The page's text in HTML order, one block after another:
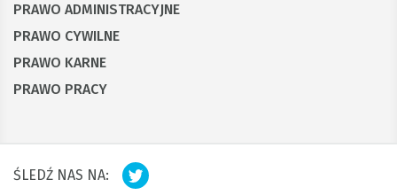
PRAWO ADMINISTRACYJNE
PRAWO CYWILNE
PRAWO KARNE
PRAWO PRACY
ŚLEDŹ NAS NA: